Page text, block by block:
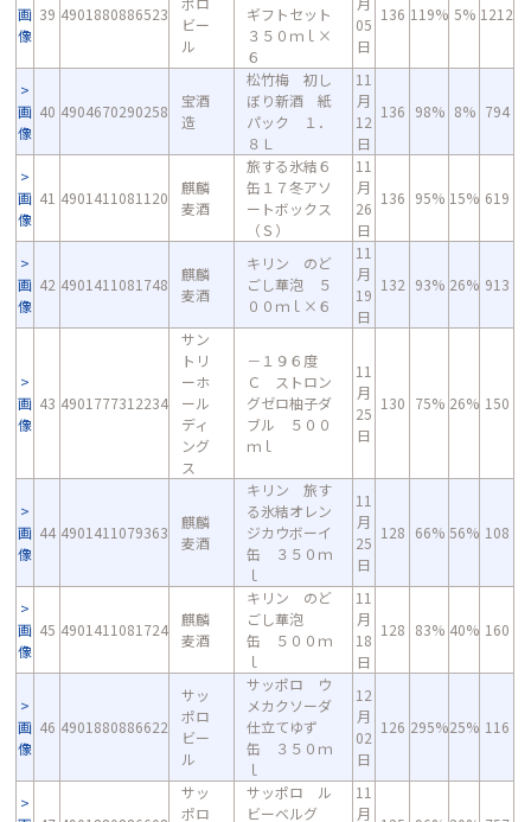
画
像
39 4901880886523
ビー
ル
ギフトセット
３５０ｍｌ×
６
05
日
136 119% 5% 1212
画
像
40 4904670290258
宝酒
造
松竹梅 初し
ぼり新酒 紙
パック １．
８Ｌ
11
月
12
日
136 98% 8% 794
画
像
41 4901411081120
麒麟
麦酒
旅する氷結６
缶１７冬アソ
ートボックス
（Ｓ）
11
月
26
日
136 95% 15% 619
画
像
42 4901411081748
麒麟
麦酒
キリン のど
ごし華泡 ５
００ｍｌ×６
11
月
19
日
132 93% 26% 913
画
像
43 4901777312234
サン
トリ
ーホ
ール
ディ
ング
ス
－１９６度
Ｃ ストロン
グゼロ柚子ダ
ブル ５００
ｍｌ
11
月
25
日
130 75% 26% 150
画
像
44 4901411079363
麒麟
麦酒
キリン 旅す
る氷結オレン
ジカウボーイ
缶 ３５０ｍ
ｌ
11
月
25
日
128 66% 56% 108
画
像
45 4901411081724
麒麟
麦酒
キリン のど
ごし華泡
缶 ５００ｍ
ｌ
11
月
18
日
128 83% 40% 160
画
像
46 4901880886622
サッ
ポロ
ビー
ル
サッポロ ウ
メカクソーダ
仕立てゆず
缶 ３５０ｍ
ｌ
12
月
02
日
126 295%25% 116
サッ
ポロ
サッポロ ル
ビーベルグ
11
月